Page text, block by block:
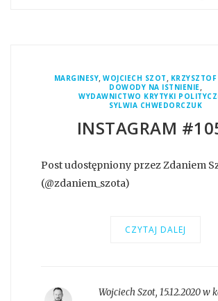
MARGINESY,WOJCIECH SZOT ,
DOWODY NA ISTNIENIE,
WYDAWNICTWO KRYTYKI
SYLWIA CHWEDORCZUK
INSTAGRAM
Post udostępniony przez Zdaniem
(@zdaniem_szota)
CZYTAJ DALEJ
Wojciech Szot, 15.12.2020 w